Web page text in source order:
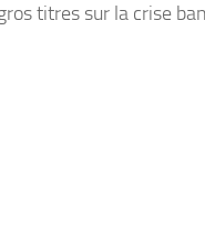
titres sur la crise